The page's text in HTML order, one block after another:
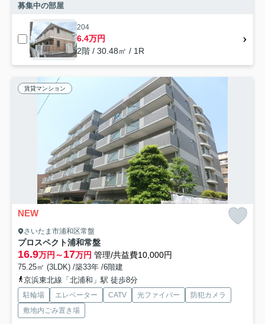
募集中の部屋
204
6.4万円
2階 / 30.48㎡ / 1R
賃貸マンション
NEW
さいたま市浦和区常盤
プロスペクト浦和常盤
16.9万円～17万円 管理/共益費10,000円
75.25㎡ (3LDK) /築33年 /6階建
京浜東北線「北浦和」駅 徒歩8分
駐輪場 エレベーター CATV 光ファイバー
防犯カメラ
敷地内ごみ置き場